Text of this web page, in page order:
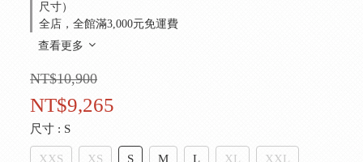
尺寸）
全店，全館滿3,000元免運費
查看更多
NT$10,900
NT$9,265
尺寸 : S
XXS XS S M L XL XXL